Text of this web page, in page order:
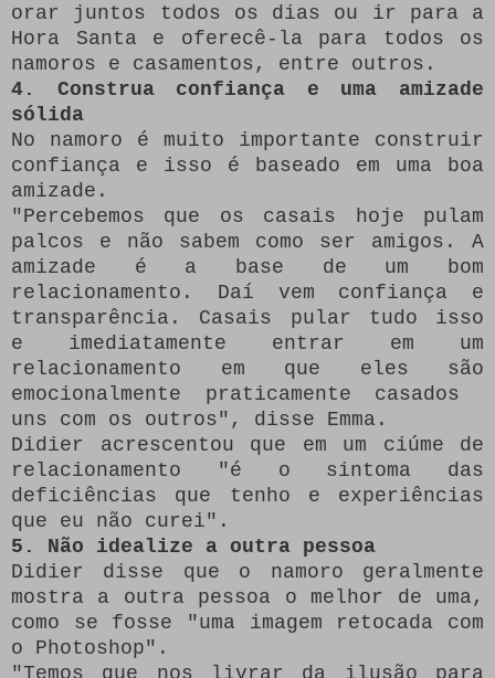
orar juntos todos os dias ou ir para a
Hora Santa e oferecê-la para todos os
namoros e casamentos, entre outros.
4. Construa confiança e uma amizade
sólida
No namoro é muito importante construir
confiança e isso é baseado em uma boa
amizade.
"Percebemos que os casais hoje pulam
palcos e não sabem como ser amigos.
A
amizade é a base de um bom
relacionamento.
Daí vem confiança e
transparência.
Casais pular tudo isso
e imediatamente entrar em um
relacionamento em que eles são
emocionalmente praticamente casados ​​
uns com os outros", disse Emma.
Didier acrescentou que em um ciúme de
relacionamento "é o sintoma das
deficiências que tenho e experiências
que eu não curei".
5. Não idealize a outra pessoa
Didier disse que o namoro geralmente
mostra a outra pessoa o melhor de uma,
como se fosse "uma imagem retocada com
o Photoshop".
"Temos que nos livrar da ilusão para